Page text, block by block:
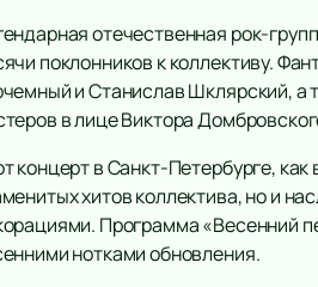
отечественная рок-
поклонников к коллективу.
и Станислав Шклярский, а
в лице Виктора
концерт в Санкт-Петербурге,
хитов коллектива, но и
Программа «Весенний
нотками обновления.